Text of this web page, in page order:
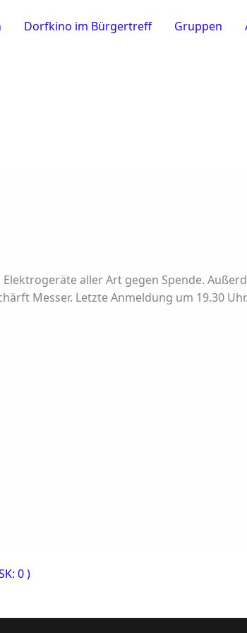
Dorfkino im Bürgertreff Gruppen
aller Art gegen Spende.
Messer. Letzte Anmeldung um 19.30 Uhr.
0 )